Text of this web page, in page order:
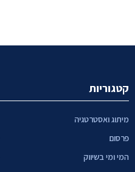
קטגוריות
מיתוג ואסטרטגיה
פרסום
המי ומי בשיווק